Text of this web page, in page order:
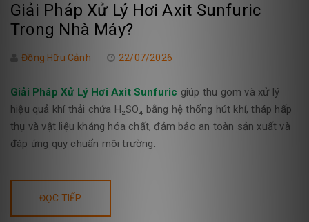
Giải Pháp Xử Lý Hơi Axit Sunfuric
Trong Nhà Máy?
Đồng Hữu Cảnh 22/07/2026
Giải Pháp Xử Lý Hơi Axit Sunfuric giúp thu gom và xử lý
hiệu quả khí thải chứa H₂SO₄ bằng hệ thống hút khí, tháp hấp
thụ và vật liệu kháng hóa chất, đảm bảo an toàn sản xuất và
đáp ứng quy chuẩn môi trường.
ĐỌC TIẾP